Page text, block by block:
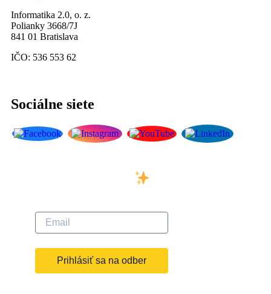
Informatika 2.0, o. z.
Polianky 3668/7J
841 01 Bratislava
IČO: 536 553 62
Sociálne siete
Prihlásiť sa na odber